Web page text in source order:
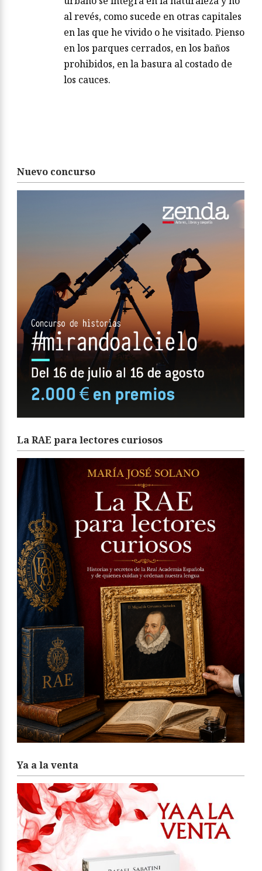
al revés, como sucede en otras capitales
en las que he vivido o he visitado. Pienso
en los parques cerrados, en los baños
prohibidos, en la basura al costado de
los cauces.
Nuevo concurso
La RAE para lectores curiosos
Ya a la venta